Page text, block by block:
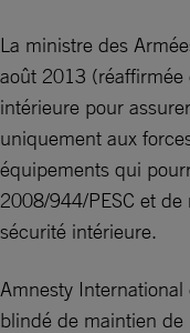
La ministre des
août 2013 (réaffirmée
intérieure pour
uniquement aux
équipements qui
2008/944/PESC et de
sécurité intérieure.
Amnesty
blindé de maintien de